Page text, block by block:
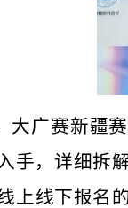
大广赛新疆
手，详细拆
上线下报名